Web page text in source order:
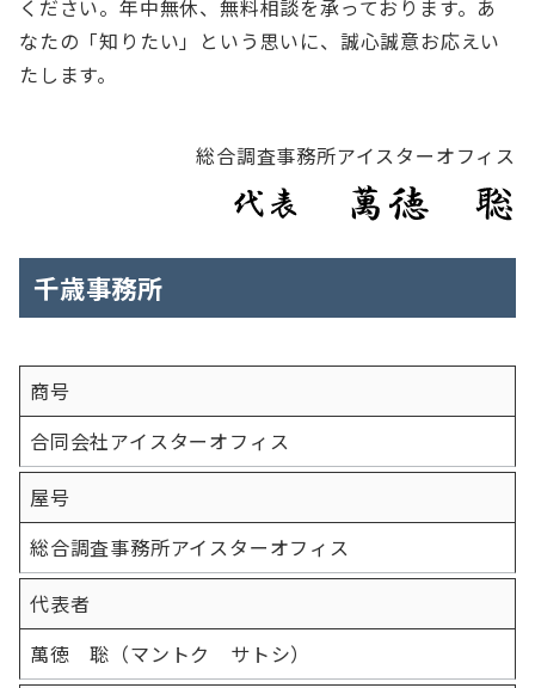
ください。年中無休、無料相談を承っております。あ
なたの「知りたい」という思いに、誠心誠意お応えい
たします。
総合調査事務所アイスターオフィス
千歳事務所
商号
合同会社アイスターオフィス
屋号
総合調査事務所アイスターオフィス
代表者
萬徳 聡（マントク サトシ）